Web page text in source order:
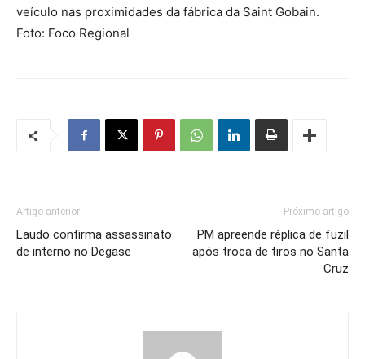
veículo nas proximidades da fábrica da Saint Gobain.
Foto: Foco Regional
Artigo anterior
Laudo confirma assassinato
de interno no Degase
Próximo artigo
PM apreende réplica de fuzil
após troca de tiros no Santa
Cruz